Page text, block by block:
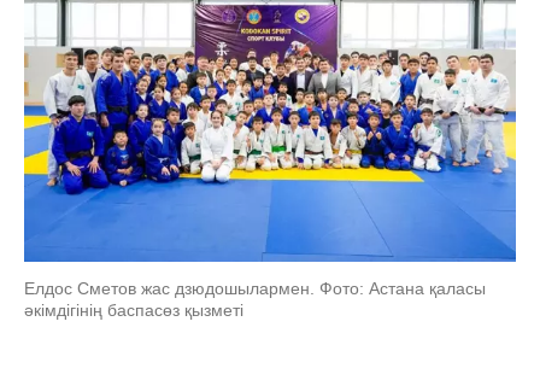
Елдос Сметов жас дзюдошылармен. Фото: Астана қаласы
әкімдігінің баспасөз қызметі